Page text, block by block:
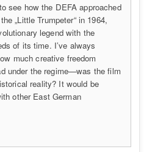
see how the DEFA approached
„Little Trumpeter“ in 1964,
legend with the
of its time. I’ve always
much creative freedom
under the regime—was the film
reality? It would be
other East German